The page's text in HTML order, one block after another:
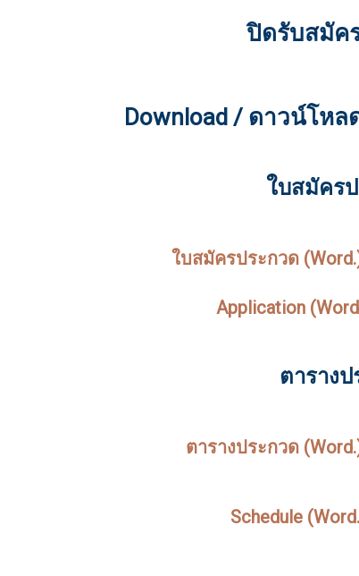
ปิดรับสมัค
Download / ดาวน์โห
ใบสมัคร
ใบสมัครประกวด
Application
ตาราง
ตารางประกวด
Schedule